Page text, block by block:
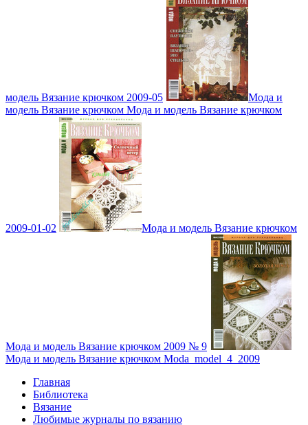
модель Вязание крючком 2009-05
Мода и
модель Вязание крючком Мода и модель Вязание крючком
2009-01-02 Мода и модель Вязание крючком
Мода и модель Вязание крючком 2009 № 9
Мода и модель Вязание крючком Moda_model_4_2009
Главная
Библиотека
Вязание
Любимые журналы по вязанию